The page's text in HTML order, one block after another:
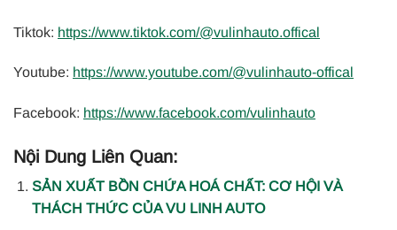
Tiktok: https://www.tiktok.com/@vulinhauto.offical
Youtube: https://www.youtube.com/@vulinhauto-offical
Facebook: https://www.facebook.com/vulinhauto
Nội Dung Liên Quan:
SẢN XUẤT BỒN CHỨA HOÁ CHẤT: CƠ HỘI VÀ
THÁCH THỨC CỦA VU LINH AUTO